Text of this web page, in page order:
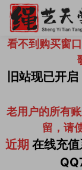
看不到购买窗
旧站现已开
老用户的所有
留，请
近期 在线充值